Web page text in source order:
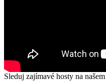
Sleduj zajímavé hosty na našem